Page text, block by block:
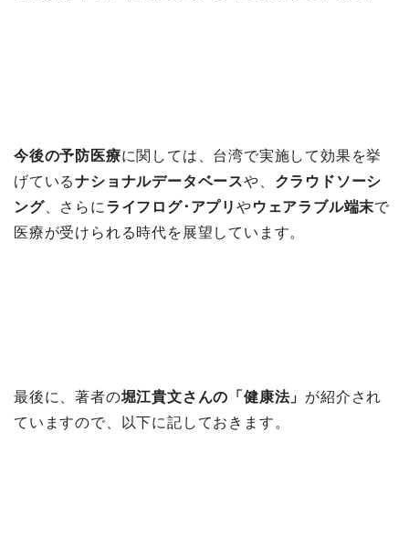
今後の予防医療に関しては、台湾で実施して効果を挙
げているナショナルデータベースや、 クラウドソーシ
ング、さらに ライフログ･アプリやウェアラブル端末で
医療が受けられる時代を展望しています。
最後に、著者の堀江貴文さんの「健康法」 が紹介され
ていますので、以下に記しておきます。